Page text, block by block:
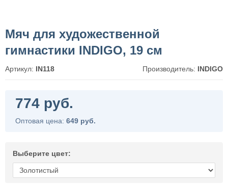
Мяч для художественной
гимнастики INDIGO, 19 см
Артикул: IN118 Производитель: INDIGO
774 руб.
Оптовая цена: 649 руб.
Выберите цвет: